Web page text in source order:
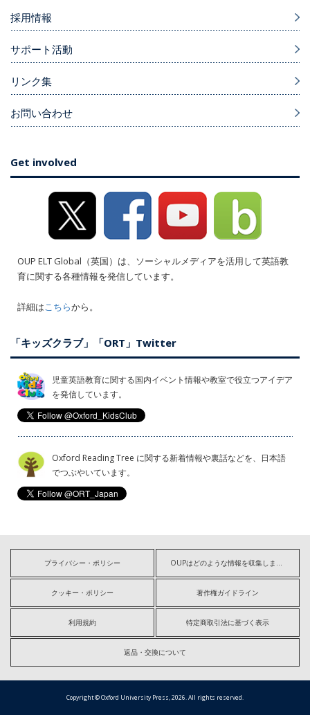
採用情報
サポート活動
リンク集
お問い合わせ
Get involved
OUP ELT Global（英国）は、ソーシャルメディアを活用して英語教
育に関する各種情報を発信しています。
詳細はこちらから。
「キッズクラブ」「ORT」Twitter
児童英語教育に関する国内イベント情報や教室で役立つアイデア
を発信しています。
Oxford Reading Tree に関する新着情報や裏話などを、日本語
でつぶやいています。
プライバシー・ポリシー
クッキー・ポリシー 著作権ガイドライン
利用規約 特定商取引法に基づく表示
返品・交換について
Copyright © Oxford University Press, 2026. All rights reserved.